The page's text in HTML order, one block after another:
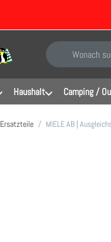
Geben Sie einen
Haushalt Camping /
Ersatzteile MIELE AB |